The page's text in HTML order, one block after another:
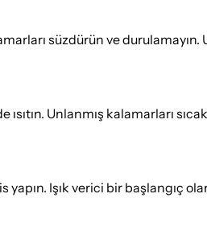
süzdürün ve
Unlanmış kalamarları
yapın. Işık verici bir başlangıç